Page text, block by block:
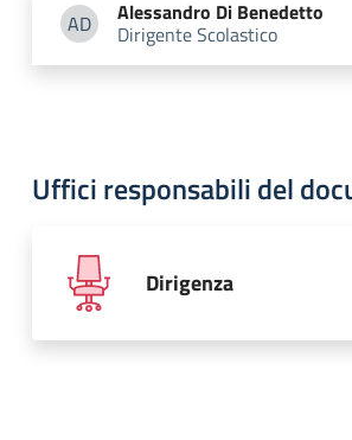
ADAlessandro Di Benedetto
Alessandro Di Benedetto
Dirigente Scolastico
Uffici responsabili del
Dirigenza